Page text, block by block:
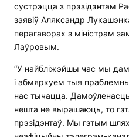
сустрэцца з прэзідэнтам
заявіў Аляксандр
перагаворах з міністрам
Лаўровым.
“У найбліжэйшы час мы
і абмяркуем тыя
нас тычацца.
нешта не вырашаюць, то
прэзідэнтаў. Мы гэтым